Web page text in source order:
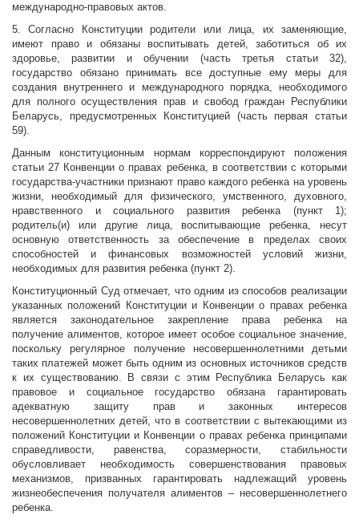
международно-правовых актов.
5. Согласно Конституции родители или лица, их заменяющие,
имеют право и обязаны воспитывать детей, заботиться об их
здоровье, развитии и обучении (часть третья статьи 32),
государство обязано принимать все доступные ему меры для
создания внутреннего и международного порядка, необходимого
для полного осуществления прав и свобод граждан Республики
Беларусь, предусмотренных Конституцией (часть первая статьи
59).
Данным конституционным нормам корреспондируют положения
статьи 27 Конвенции о правах ребенка, в соответствии с которыми
государства-участники признают право каждого ребенка на уровень
жизни, необходимый для физического, умственного, духовного,
нравственного и социального развития ребенка (пункт 1);
родитель(и) или другие лица, воспитывающие ребенка, несут
основную ответственность за обеспечение в пределах своих
способностей и финансовых возможностей условий жизни,
необходимых для развития ребенка (пункт 2).
Конституционный Суд отмечает, что одним из способов реализации
указанных положений Конституции и Конвенции о правах ребенка
является законодательное закрепление права ребенка на
получение алиментов, которое имеет особое социальное значение,
поскольку регулярное получение несовершеннолетними детьми
таких платежей может быть одним из основных источников средств
к их существованию. В связи с этим Республика Беларусь как
правовое и социальное государство обязана гарантировать
адекватную защиту прав и законных интересов
несовершеннолетних детей, что в соответствии с вытекающими из
положений Конституции и Конвенции о правах ребенка принципами
справедливости, равенства, соразмерности, стабильности
обусловливает необходимость совершенствования правовых
механизмов, призванных гарантировать надлежащий уровень
жизнеобеспечения получателя алиментов – несовершеннолетнего
ребенка.